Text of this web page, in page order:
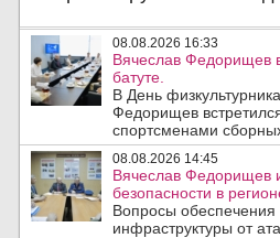
08.08.2026 16:33
Вячеслав Федорищев
батуте.
В День
Федорищев
спортсменами
08.08.2026 14:45
Вячеслав Федорищев
безопасности в
Вопросы обеспечения
инфраструктуры от